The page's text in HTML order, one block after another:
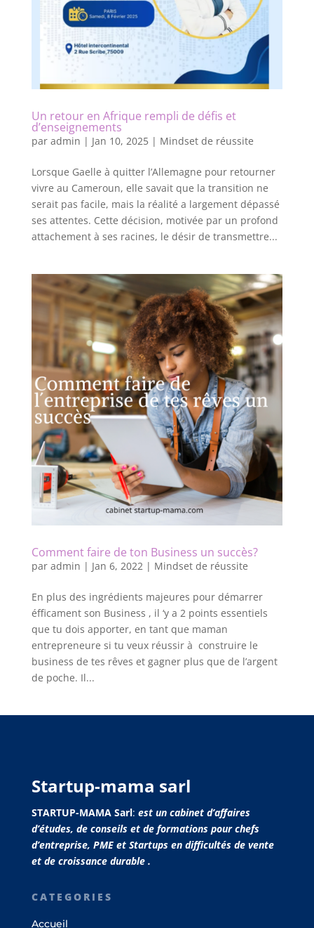
Un retour en Afrique rempli de défis et
d’enseignements
par admin | Jan 10, 2025| Mindset de réussite
Lorsque Gaelle à quitter l’Allemagne pour retourner
vivre au Cameroun, elle savait que la transition ne
serait pas facile, mais la réalité a largement dépassé
ses attentes. Cette décision, motivée par un profond
attachement à ses racines, le désir de transmettre...
Comment faire de ton Business un succès?
par admin | Jan 6, 2022| Mindset de réussite
En plus des ingrédients majeures pour démarrer
éfficament son Business , il ‘y a 2 points essentiels
que tu dois apporter, en tant que maman
entrepreneure si tu veux réussir à construire le
business de tes rêves et gagner plus que de l’argent
de poche. Il...
Startup-mama sarl
STARTUP-MAMA Sarl: est un cabinet d’affaires
d’études, de conseils et de formations pour chefs
d’entreprise, PME et Startups en difficultés de vente
et de croissance durable .
CATEGORIES
Accueil